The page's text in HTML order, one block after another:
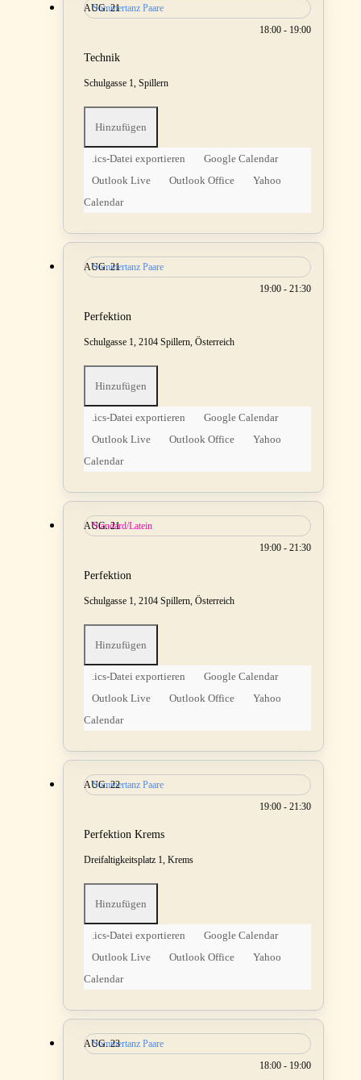
Sommertanz Paare
AUG.21
18:00 - 19:00
Technik
Schulgasse 1, Spillern
Hinzufügen
.ics-Datei exportieren
Google Calendar
Outlook Live
Outlook Office
Yahoo
Calendar
Sommertanz Paare
AUG.21
19:00 - 21:30
Perfektion
Schulgasse 1, 2104 Spillern, Österreich
Hinzufügen
.ics-Datei exportieren
Google Calendar
Outlook Live
Outlook Office
Yahoo
Calendar
Standard/Latein
AUG.21
19:00 - 21:30
Perfektion
Schulgasse 1, 2104 Spillern, Österreich
Hinzufügen
.ics-Datei exportieren
Google Calendar
Outlook Live
Outlook Office
Yahoo
Calendar
Sommertanz Paare
AUG.22
19:00 - 21:30
Perfektion Krems
Dreifaltigkeitsplatz 1, Krems
Hinzufügen
.ics-Datei exportieren
Google Calendar
Outlook Live
Outlook Office
Yahoo
Calendar
Sommertanz Paare
AUG.23
18:00 - 19:00